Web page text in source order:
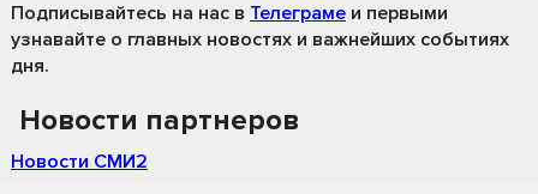
Подписывайтесь на нас в Телеграме и первыми
узнавайте о главных новостях и важнейших событиях
дня.
Новости партнеров
Новости СМИ2